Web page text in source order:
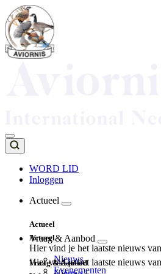
Overslaan
en
naar
de
inhoud
Top
navigation
WORD LID
Inloggen
navigation
Actueel
Actueel
Hier vind je het laatste nieuws
Nieuws
Evenementen
Actueel
Hier vind je het laatste nieuws
Vraag & Aanbod
Vraag & Aanbod